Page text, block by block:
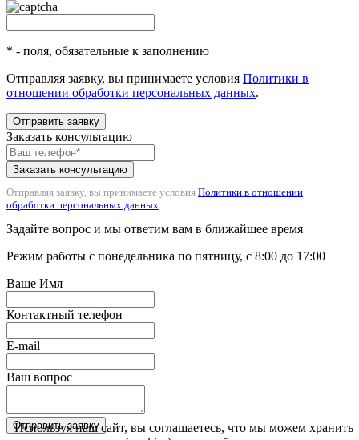
Используя наш сайт, вы соглашаетесь, что мы можем хранить
* - поля, обязательные к заполнению
Отправляя заявку, вы принимаете условия Политики в
отношении обработки персональных данных.
Отправить заявку
Заказать консультацию
Отправляя заявку, вы принимаете условия Политики в отношении
обработки персональных данных
Задайте вопрос и мы ответим вам в ближайшее время
Режим работы с понедельника по пятницу, с 8:00 до 17:00
Ваше Имя
Контактный телефон
E-mail
Ваш вопрос
Отправить заявку